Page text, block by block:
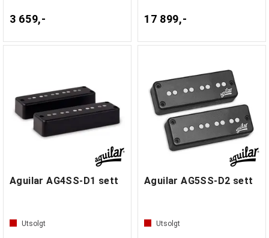
3 659,- 17 899,-
Aguilar AG4SS-D1 sett
Utsolgt
Aguilar AG5SS-D2 sett
Utsolgt